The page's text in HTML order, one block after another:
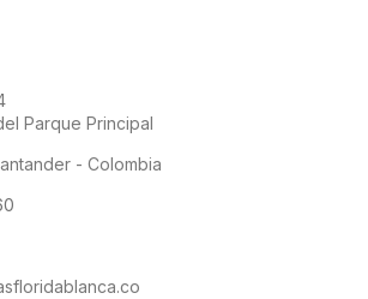
Parque Principal
- Colombia